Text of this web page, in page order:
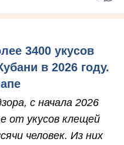
3400 укусов
в 2026 году.
с начала 2026
от укусов клещей
человек. Из них